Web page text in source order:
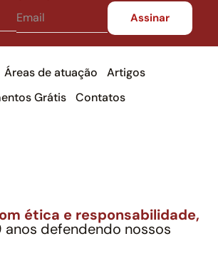
Áreas de atuação
Artigos
Grátis
Contatos
ética e responsabilidade,
anos defendendo nossos